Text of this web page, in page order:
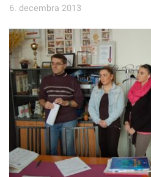
6. decembra 2013